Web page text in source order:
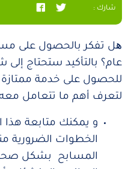
شارك :
هل تفكر بالحصول على
عام؟ بالتأكيد ستحتاج
للحصول على خدمة
لتعرف أهم ما تتعامل
و يمكنك متابعة هذا
الخطوات
المسابح بشكل